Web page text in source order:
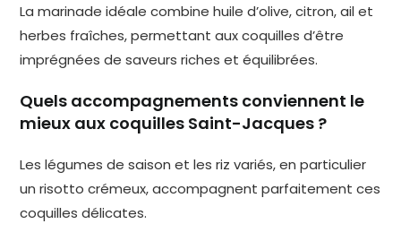
La marinade idéale combine huile d’olive, citron, ail et
herbes fraîches, permettant aux coquilles d’être
imprégnées de saveurs riches et équilibrées.
Quels accompagnements conviennent le
mieux aux coquilles Saint-Jacques ?
Les légumes de saison et les riz variés, en particulier
un risotto crémeux, accompagnent parfaitement ces
coquilles délicates.